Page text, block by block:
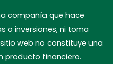
compañía que hace
o inversiones, ni toma
web no constituye una
producto financiero.